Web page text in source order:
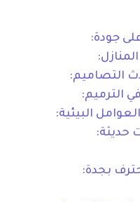
جودة:
التصاميم:
الترميم:
البيئية:
حديثة:
بجدة: